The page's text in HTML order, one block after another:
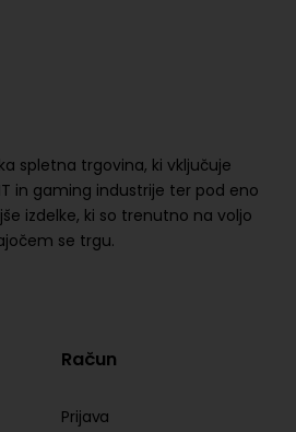
spletna trgovina, ki vključuje
in gaming industrije ter pod eno
izdelke, ki so trenutno na voljo
se trgu.
Račun
Prijava